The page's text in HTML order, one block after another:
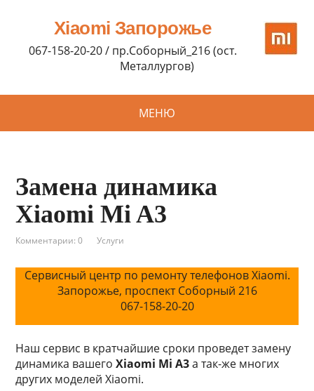
Xiaomi Запорожье
067-158-20-20 / пр.Соборный_216 (ост.
Металлургов)
МЕНЮ
Замена динамика
Xiaomi Mi A3
Комментарии: 0 Услуги
Сервисный центр по ремонту телефонов Xiaomi.
Запорожье, проспект Соборный 216
067-158-20-20
Наш сервис в кратчайшие сроки проведет замену
динамика вашегоXiaomi Mi A3а так-же многих
других моделей Xiaomi.